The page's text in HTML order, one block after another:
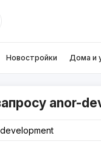
Новостройки Дома и
anor-